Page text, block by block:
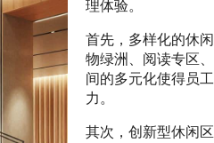
理体验。
首先，多样化的休
物绿洲、阅读专区
间的多元化使得员
力。
其次，创新型休闲